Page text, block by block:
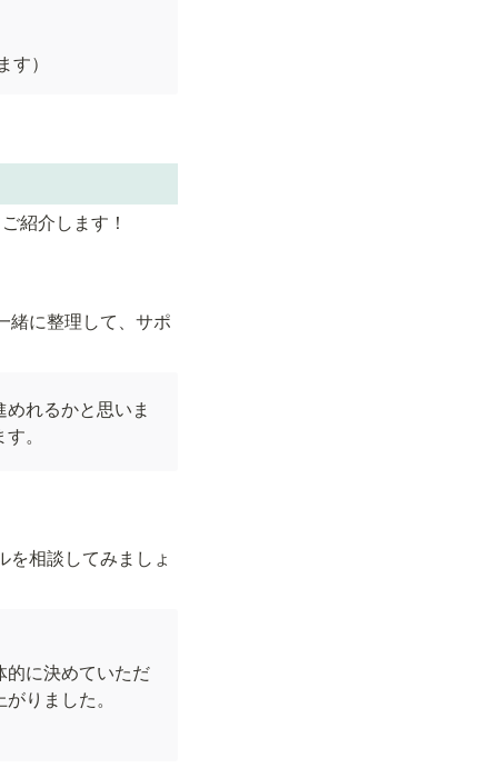
）
紹介します！
緒に整理して、サポ
れるかと思いま
。
相談してみましょ
的に決めていただ
りました。